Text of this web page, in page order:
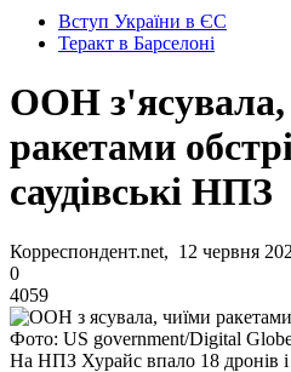
Вступ України в ЄС
Теракт в Барселоні
ООН з'ясувала,
ракетами
саудівські НПЗ
Корреспондент.net, 12 червня
0
4059
Фото: US government/Digital
На НПЗ Хурайс впало 18 дронів і